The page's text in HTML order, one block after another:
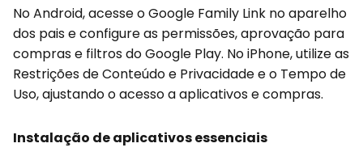
No Android, acesse o Google Family Link no aparelho
dos pais e configure as permissões, aprovação para
compras e filtros do Google Play. No iPhone, utilize as
Restrições de Conteúdo e Privacidade e o Tempo de
Uso, ajustando o acesso a aplicativos e compras.
Instalação de aplicativos essenciais